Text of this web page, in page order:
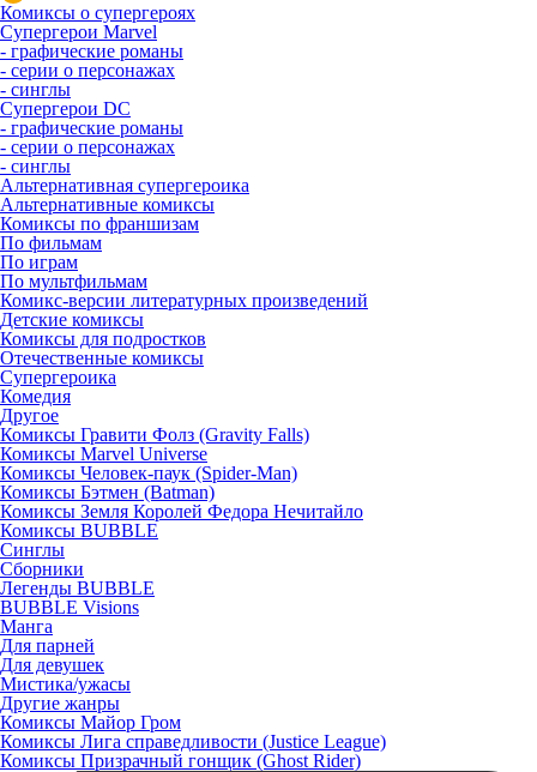
Комиксы о супергероях
Супергерои Marvel
- графические романы
- серии о персонажах
- синглы
Супергерои DC
- графические романы
- серии о персонажах
- синглы
Альтернативная супергероика
Альтернативные комиксы
Комиксы по франшизам
По фильмам
По играм
По мультфильмам
Комикс-версии литературных произведений
Детские комиксы
Комиксы для подростков
Отечественные комиксы
Супергероика
Комедия
Другое
Комиксы Гравити Фолз (Gravity Falls)
Комиксы Marvel Universe
Комиксы Человек-паук (Spider-Man)
Комиксы Бэтмен (Batman)
Комиксы Земля Королей Федора Нечитайло
Комиксы BUBBLE
Синглы
Сборники
Легенды BUBBLE
BUBBLE Visions
Манга
Для парней
Для девушек
Мистика/ужасы
Другие жанры
Комиксы Майор Гром
Комиксы Лига справедливости (Justice League)
Комиксы Призрачный гонщик (Ghost Rider)